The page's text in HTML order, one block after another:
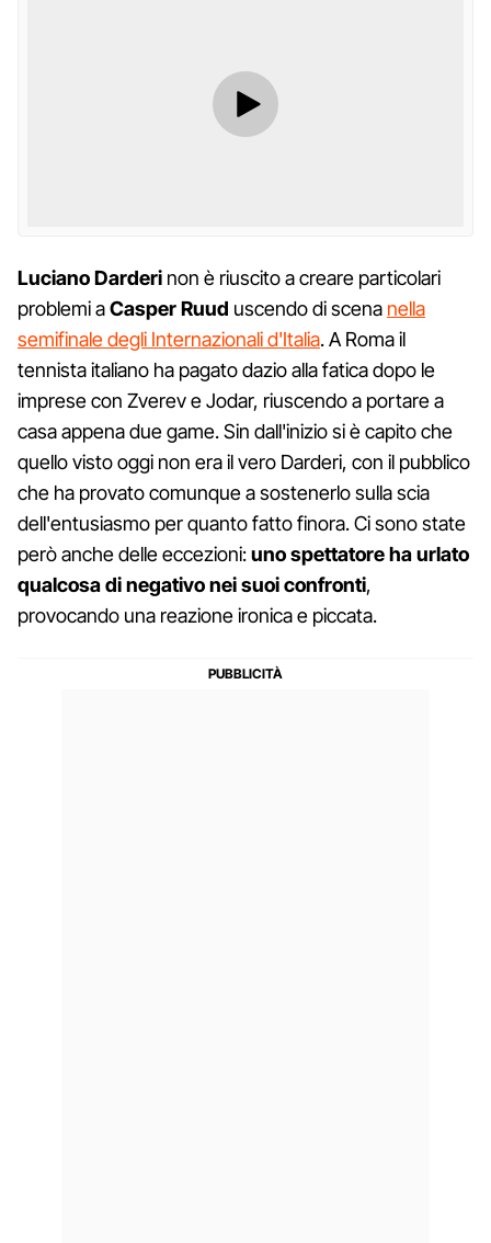
Luciano Darderi non è riuscito a creare particolari
problemi aCasper Ruud uscendo di scena nella
semifinale degli Internazionali d'Italia. A Roma il
tennista italiano ha pagato dazio alla fatica dopo le
imprese con Zverev e Jodar, riuscendo a portare a
casa appena due game. Sin dall'inizio si è capito che
quello visto oggi non era il vero Darderi, con il pubblico
che ha provato comunque a sostenerlo sulla scia
dell'entusiasmo per quanto fatto finora. Ci sono state
però anche delle eccezioni:uno spettatore ha urlato
qualcosa di negativo nei suoi confronti,
provocando una reazione ironica e piccata.